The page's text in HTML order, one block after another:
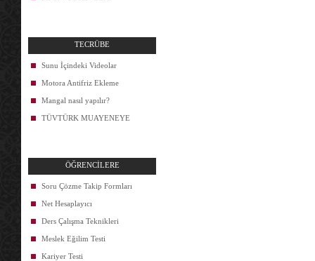
TECRÜBE
Sunu İçindeki Videolar
Motora Antifriz Ekleme
Mangal nasıl yapılır?
TÜVTÜRK MUAYENEYE
ÖĞRENCİLERE
Soru Çözme Takip Formları
Net Hesaplayıcı
Ders Çalışma Teknikleri
Meslek Eğilim Testi
Kariyer Testi